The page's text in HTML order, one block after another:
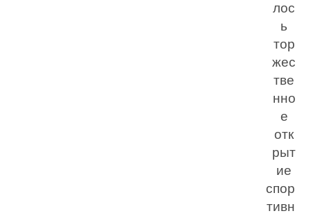
лос
ь
тор
жес
тве
нно
е
отк
рыт
ие
спор
тивн